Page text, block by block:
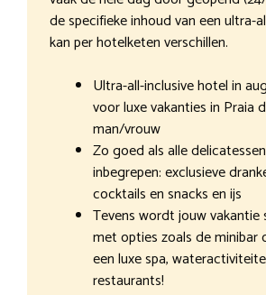
de specifieke inhoud van een ultra-
kan per hotelketen verschillen.
Ultra-all-inclusive hotel in
voor luxe vakanties in Praia
man/vrouw
Zo goed als alle
inbegrepen: exclusieve
cocktails en snacks en ijs
Tevens wordt jouw vakantie
met opties zoals de minibar
een luxe spa,
restaurants!